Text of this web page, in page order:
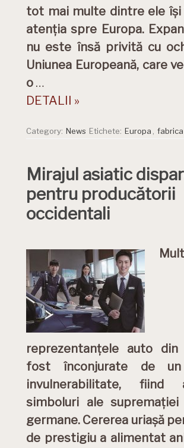
tot mai multe dintre ele își
atenția spre Europa.
nu este însă privită cu
Uniunea Europeană, care
o …
DETALII »
Category: News Etichete: Europa fabrica
Mirajul asiatic
pentru producătorii
occidentali
reprezentanțele auto din
fost înconjurate de
invulnerabilitate, fiind
simboluri ale
germane. Cererea uriașă
de prestigiu a alimentat